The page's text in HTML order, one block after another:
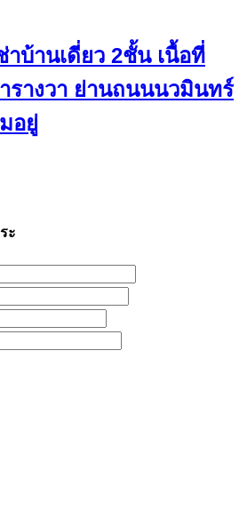
าบ้านเดี่ยว 2ชั้น เนื้อที่
รางวา ย่านถนนนวมินทร์
อยู่
ะ